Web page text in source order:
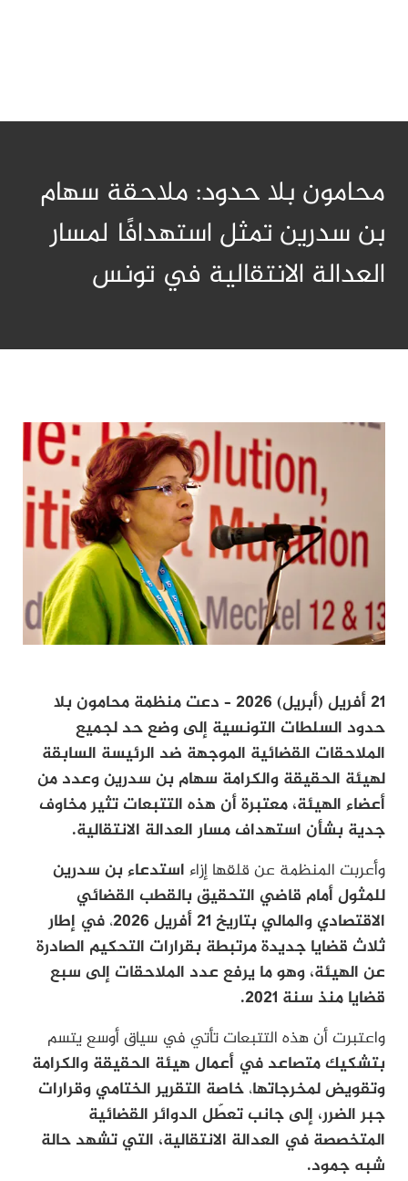
محامون بلا حدود: ملاحقة سهام
بن سدرين تمثل استهدافًا لمسار
العدالة الانتقالية في تونس
21 أفريل (أبريل) 2026 –
دعت منظمة محامون بلا
حدود السلطات التونسية إلى وضع حد لجميع
الملاحقات القضائية الموجهة ضد الرئيسة السابقة
لهيئة الحقيقة والكرامة سهام بن سدرين وعدد من
أعضاء الهيئة، معتبرة أن هذه التتبعات تثير مخاوف
جدية بشأن استهداف مسار العدالة الانتقالية.
وأعربت المنظمة عن قلقها إزاء استدعاء بن سدرين
للمثول أمام قاضي التحقيق بالقطب القضائي
الاقتصادي والمالي بتاريخ 21 أفريل 2026
، في إطار
ثلاث قضايا جديدة مرتبطة بقرارات التحكيم الصادرة
عن الهيئة، وهو ما يرفع عدد الملاحقات إلى سبع
قضايا منذ سنة 2021.
واعتبرت أن هذه التتبعات تأتي في سياق أوسع يتسم
بتشكيك متصاعد في أعمال هيئة الحقيقة والكرامة
وتقويض لمخرجاتها، خاصة التقرير الختامي وقرارات
جبر الضرر، إلى جانب تعطّل الدوائر القضائية
المتخصصة في العدالة الانتقالية، التي تشهد حالة
شبه جمود.